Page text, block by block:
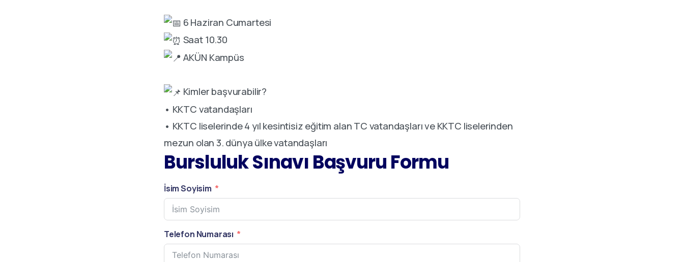
6 Haziran Cumartesi
Saat 10.30
AKÜN Kampüs
Kimler başvurabilir?
• KKTC vatandaşları
• KKTC liselerinde 4 yıl kesintisiz eğitim alan TC vatandaşları ve KKTC liselerinden
mezun olan 3. dünya ülke vatandaşları
Bursluluk Sınavı Başvuru Formu
İsim Soyisim
Telefon Numarası